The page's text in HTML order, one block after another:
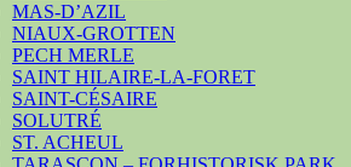
MAS-D’AZIL
NIAUX-GROTTEN
PECH MERLE
SAINT HILAIRE-LA-FORET
SAINT-CÉSAIRE
SOLUTRÉ
ST. ACHEUL